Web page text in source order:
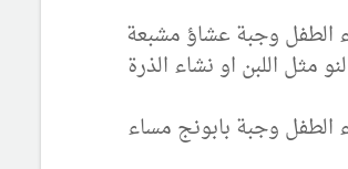
الطفل وجبة عشاؤ مشبعة
مثل اللبن او نشاء الذرة
الطفل وجبة بابونج مساء